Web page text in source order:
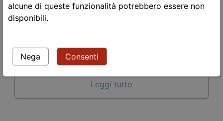
La guerra in un click
Politica
politica |fotografia |
Leggi tutto
alcune di queste funzionalità potrebbero essere non
disponibili.
Nega Consenti